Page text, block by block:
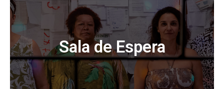
Sala de Espera